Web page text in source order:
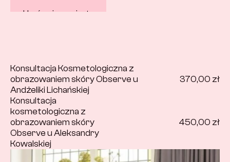
Umów się na wizytę
Konsultacja Kosmetologiczna z
obrazowaniem skóry Observe u
Andżeliki Lichańskiej
370,00 zł
Konsultacja
kosmetologiczna z
obrazowaniem skóry
Observe u Aleksandry
Kowalskiej
450,00 zł